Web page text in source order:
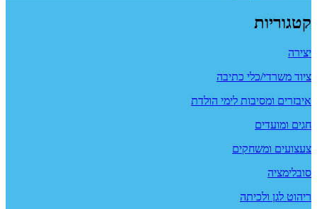
קטגוריות
יצירה
ציוד משרדי/כלי כתיבה
איבזרים ומסיבות לימי הולדת
חגים ומועדים
צעצועים ומשחקים
סובלימציה
ריהוט לגן ולכיתה